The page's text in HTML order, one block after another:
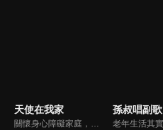
天使在我家 孫叔唱副歌